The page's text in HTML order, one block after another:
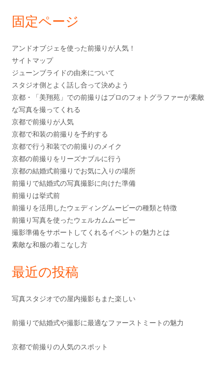
バ
ー
固定ページ
アンドオブジェを使った前撮りが人気！
サイトマップ
ジューンブライドの由来について
スタジオ側とよく話し合って決めよう
京都・「美翔苑」での前撮りはプロのフォトグラファーが素敵
な写真を撮ってくれる
京都で前撮りが人気
京都で和装の前撮りを予約する
京都で行う和装での前撮りのメイク
京都の前撮りをリーズナブルに行う
京都の結婚式前撮りでお気に入りの場所
前撮りで結婚式の写真撮影に向けた準備
前撮りは挙式前
前撮りを活用したウェディングムービーの種類と特徴
前撮り写真を使ったウェルカムムービー
撮影準備をサポートしてくれるイベントの魅力とは
素敵な和服の着こなし方
最近の投稿
写真スタジオでの屋内撮影もまた楽しい
前撮りで結婚式や撮影に最適なファーストミートの魅力
京都で前撮りの人気のスポット